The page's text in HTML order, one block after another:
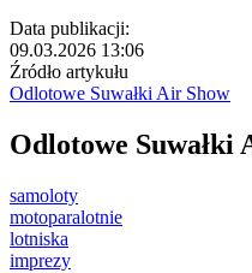
Data publikacji:
09.03.2026 13:06
Źródło artykułu
Odlotowe Suwałki Air Show
Odlotowe Suwałki
samoloty
motoparalotnie
lotniska
imprezy